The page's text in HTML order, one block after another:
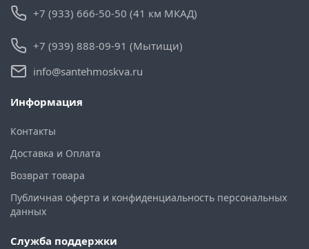
+7 (933) 666-50-50 (41 км МКАД)
+7 (939) 888-09-91 (Мытищи)
info@santehmoskva.ru
Информация
Контакты
Доставка и Оплата
Возврат товара
Публичная оферта и конфиденциальность персональных
данных
Служба поддержки